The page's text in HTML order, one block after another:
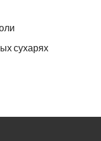
сухарях